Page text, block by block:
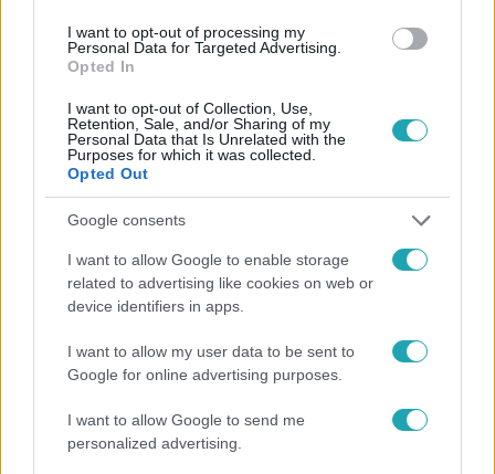
I want to opt-out of processing my
Personal Data for Targeted Advertising.
Opted In
I want to opt-out of Collection, Use,
Retention, Sale, and/or Sharing of my
Personal Data that Is Unrelated with the
Purposes for which it was collected.
Opted Out
Google consents
I want to allow Google to enable storage
related to advertising like cookies on web or
device identifiers in apps.
I want to allow my user data to be sent to
Google for online advertising purposes.
I want to allow Google to send me
personalized advertising.
USNK
21:40